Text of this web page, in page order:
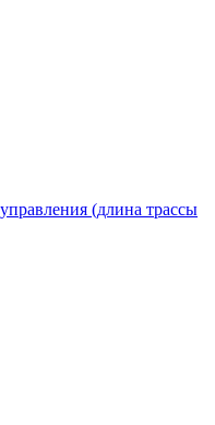
(длина трассы